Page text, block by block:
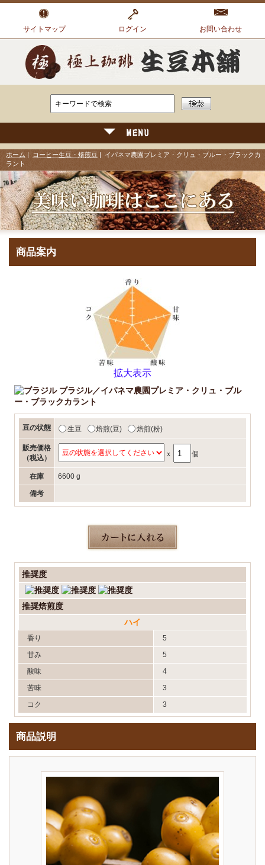
サイトマップ ログイン お問い合わせ
ホーム コーヒー生豆・焙煎豆 | イパネマ農園プレミア・クリュ・ブルー・ブラックカ
ラント
商品案内
拡大表示
ブラジル／イパネマ農園プレミア・クリュ・ブル
ー・ブラックカラント
豆の状態 生豆 焙煎(豆) 焙煎(粉)
販売価格
（税込）
ｘ 個
在庫 6600 g
備考
推奨度
推奨焙煎度
ハイ
香り
5
甘み
5
酸味
4
苦味
3
コク
3
商品説明